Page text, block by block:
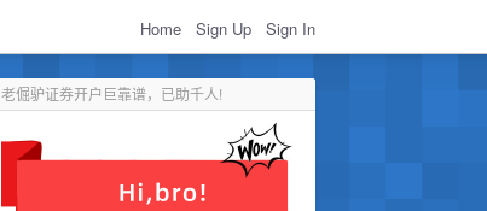
Home Sign Up Sign In
老倔驴证券开户巨靠谱，已助千人!